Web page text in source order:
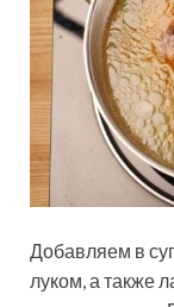
Добавляем в
луком, а также